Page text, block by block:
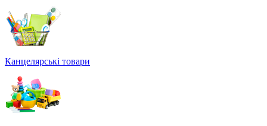
Канцелярські товари